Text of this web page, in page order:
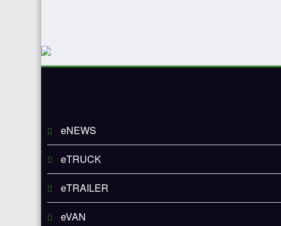
eNEWS
eTRUCK
eTRAILER
eVAN